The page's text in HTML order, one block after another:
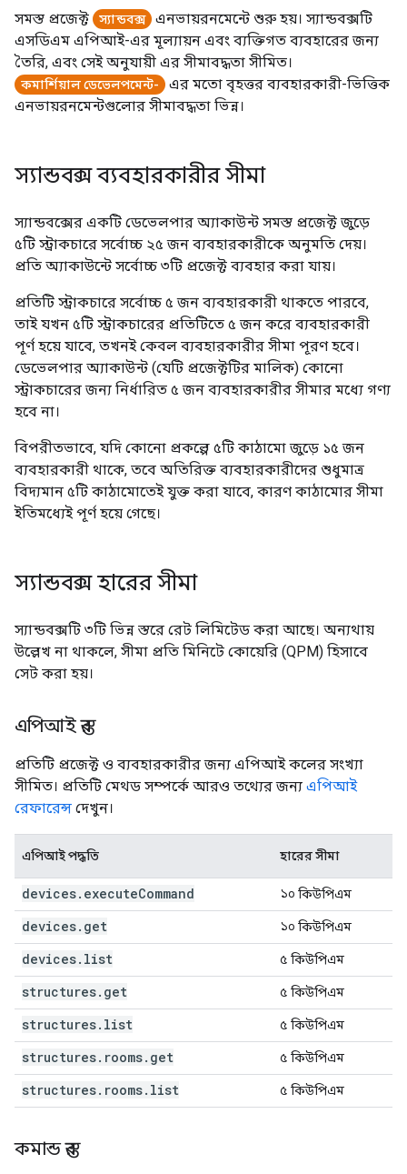
সমস্ত প্রজেক্ট স্যান্ডবক্স
এনভায়রনমেন্টে শুরু হয়। স্যান্ডবক্সটি
এসডিএম এপিআই-এর মূল্যায়ন এবং ব্যক্তিগত ব্যবহারের জন্য
তৈরি, এবং সেই অনুযায়ী এর সীমাবদ্ধতা সীমিত।
কমার্শিয়াল ডেভেলপমেন্ট-
এর মতো বৃহত্তর ব্যবহারকারী-ভিত্তিক
এনভায়রনমেন্টগুলোর সীমাবদ্ধতা ভিন্ন।
স্যান্ডবক্স ব্যবহারকারীর সীমা
স্যান্ডবক্সের একটি ডেভেলপার অ্যাকাউন্ট সমস্ত প্রজেক্ট জুড়ে
৫টি স্ট্রাকচারে সর্বোচ্চ ২৫ জন ব্যবহারকারীকে অনুমতি দেয়।
প্রতি অ্যাকাউন্টে সর্বোচ্চ ৩টি প্রজেক্ট ব্যবহার করা যায়।
প্রতিটি স্ট্রাকচারে সর্বোচ্চ ৫ জন ব্যবহারকারী থাকতে পারবে,
তাই যখন ৫টি স্ট্রাকচারের প্রতিটিতে ৫ জন করে ব্যবহারকারী
পূর্ণ হয়ে যাবে, তখনই কেবল ব্যবহারকারীর সীমা পূরণ হবে।
ডেভেলপার অ্যাকাউন্ট (যেটি প্রজেক্টটির মালিক) কোনো
স্ট্রাকচারের জন্য নির্ধারিত ৫ জন ব্যবহারকারীর সীমার মধ্যে গণ্য
হবে না।
বিপরীতভাবে, যদি কোনো প্রকল্পে ৫টি কাঠামো জুড়ে ১৫ জন
ব্যবহারকারী থাকে, তবে অতিরিক্ত ব্যবহারকারীদের শুধুমাত্র
বিদ্যমান ৫টি কাঠামোতেই যুক্ত করা যাবে, কারণ কাঠামোর সীমা
ইতিমধ্যেই পূর্ণ হয়ে গেছে।
স্যান্ডবক্স হারের সীমা
স্যান্ডবক্সটি ৩টি ভিন্ন স্তরে রেট লিমিটেড করা আছে। অন্যথায়
উল্লেখ না থাকলে, সীমা প্রতি মিনিটে কোয়েরি (QPM) হিসাবে
সেট করা হয়।
এপিআই স্তর
প্রতিটি প্রজেক্ট ও ব্যবহারকারীর জন্য এপিআই কলের সংখ্যা
সীমিত। প্রতিটি মেথড সম্পর্কে আরও তথ্যের জন্য এপিআই
রেফারেন্স দেখুন।
এপিআই পদ্ধতি হারের সীমা
devices. executeCommand ১০ কিউপিএম
devices. get ১০ কিউপিএম
devices. list ৫ কিউপিএম
structures. get ৫ কিউপিএম
structures. list ৫ কিউপিএম
structures. rooms. get ৫ কিউপিএম
structures. rooms. list ৫ কিউপিএম
কমান্ড স্তর